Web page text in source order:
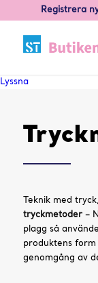
Registrera
Lyssna
Teknik med
tryckmetoder–
plagg så
produktens
genomgång av